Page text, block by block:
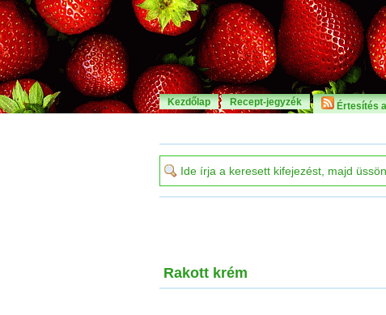
Kezdőlap Recept-jegyzék Értesítés
Rakott krém